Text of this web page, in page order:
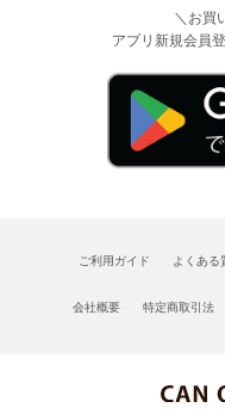
＼お買
アプリ新規会員
ご利用ガイド よくある
会社概要 特定商取引法